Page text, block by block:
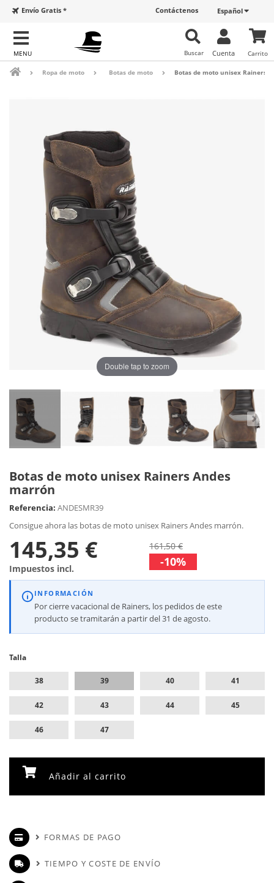
Español
Contáctenos
Envío Gratis *
Carrito
Cuenta
Buscar
Ropa de moto Botas de moto Botas de moto unisex Rainers
Double tap to zoom
Botas de moto unisex Rainers Andes
marrón
Referencia: ANDESMR39
Consigue ahora las botas de moto unisex Rainers Andes marrón.
145,35 €
Impuestos incl.
161,50 €
-10%
INFORMACIÓN
Por cierre vacacional de Rainers, los pedidos de este
producto se tramitarán a partir del 31 de agosto.
Talla
38 39 40 41
42 43 44 45
46 47
Añadir al carrito
FORMAS DE PAGO
TIEMPO Y COSTE DE ENVÍO